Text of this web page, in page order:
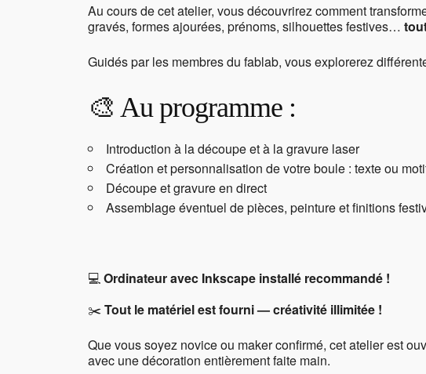
Au cours de cet atelier, vous découvrirez comment
gravés, formes ajourées, prénoms, silhouettes festives…
Guidés par les membres du fablab, vous explorerez
🎨 Au programme :
Introduction à la découpe et à la gravure laser
Création et personnalisation de votre boule : texte ou
Découpe et gravure en direct
Assemblage éventuel de pièces, peinture et finitions
💻Ordinateur avec Inkscape installé recommandé !
✂️Tout le matériel est fourni — créativité illimitée !
Que vous soyez novice ou maker confirmé, cet atelier est
avec une décoration entièrement faite main.